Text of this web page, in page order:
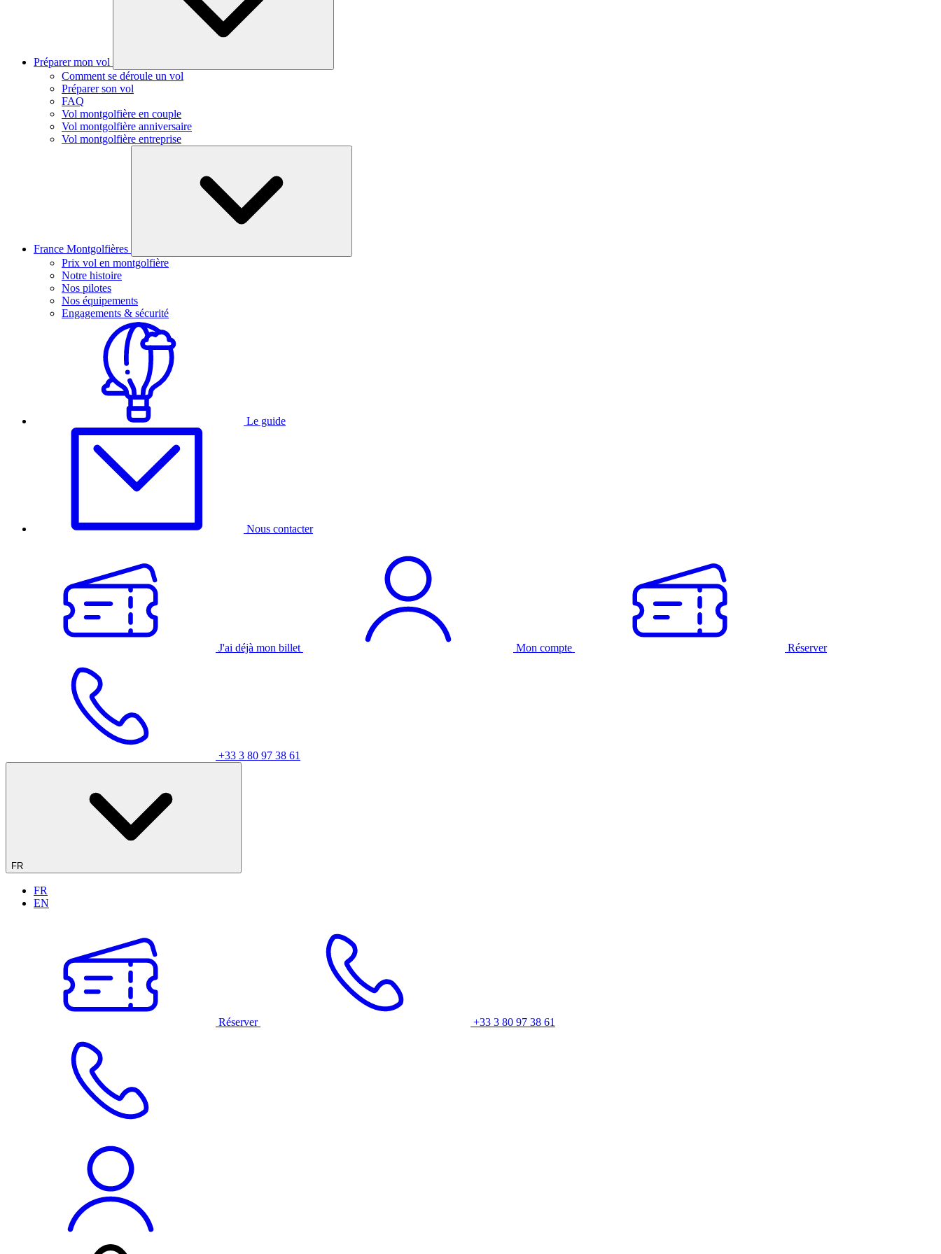
Préparer mon vol
Comment se déroule un vol
Préparer son vol
FAQ
Vol montgolfière en couple
Vol montgolfière anniversaire
Vol montgolfière entreprise
France Montgolfières
Prix vol en montgolfière
Notre histoire
Nos pilotes
Nos équipements
Engagements & sécurité
Le guide
Nous contacter
J'ai déjà mon billet Mon compte Réserver
+33 3 80 97 38 61
FR
FR
EN
Réserver +33 3 80 97 38 61